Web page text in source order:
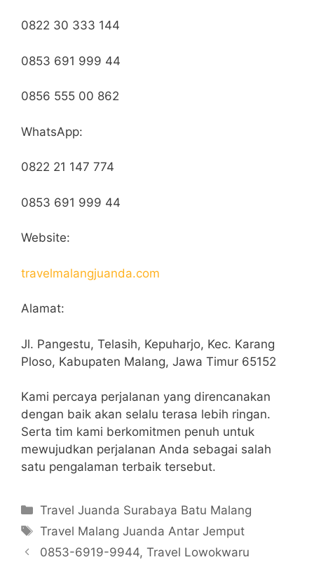
0822 30 333 144
0853 691 999 44
0856 555 00 862
WhatsApp:
0822 21 147 774
0853 691 999 44
Website:
travelmalangjuanda.com
Alamat:
Jl. Pangestu, Telasih, Kepuharjo, Kec. Karang
Ploso, Kabupaten Malang, Jawa Timur 65152
Kami percaya perjalanan yang direncanakan
dengan baik akan selalu terasa lebih ringan.
Serta tim kami berkomitmen penuh untuk
mewujudkan perjalanan Anda sebagai salah
satu pengalaman terbaik tersebut.
Categories
Travel Juanda Surabaya Batu Malang
Tags
Travel Malang Juanda Antar Jemput
0853-6919-9944, Travel Lowokwaru